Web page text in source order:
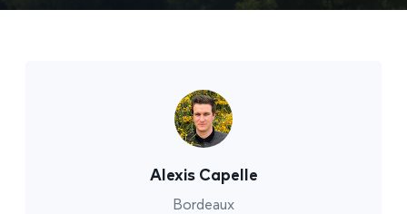
Alexis Capelle
Bordeaux